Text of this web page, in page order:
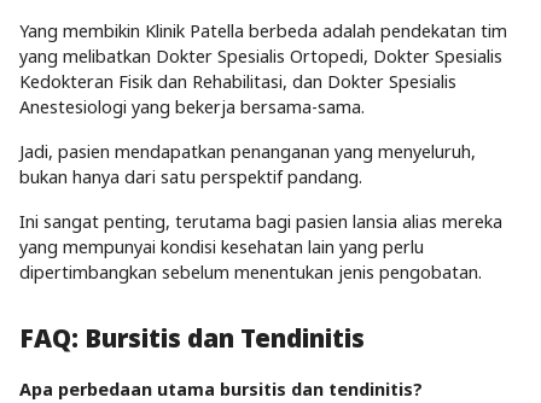
Yang membikin Klinik Patella berbeda adalah pendekatan tim
yang melibatkan Dokter Spesialis Ortopedi, Dokter Spesialis
Kedokteran Fisik dan Rehabilitasi, dan Dokter Spesialis
Anestesiologi yang bekerja bersama-sama.
Jadi, pasien mendapatkan penanganan yang menyeluruh,
bukan hanya dari satu perspektif pandang.
Ini sangat penting, terutama bagi pasien lansia alias mereka
yang mempunyai kondisi kesehatan lain yang perlu
dipertimbangkan sebelum menentukan jenis pengobatan.
FAQ: Bursitis dan Tendinitis
Apa perbedaan utama bursitis dan tendinitis?